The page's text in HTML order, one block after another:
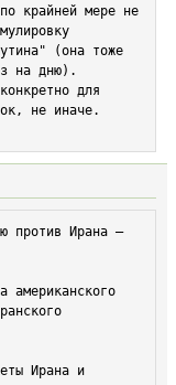
крайней мере не
(она тоже
на дню).
для
против Ирана —
американского
Ирана и